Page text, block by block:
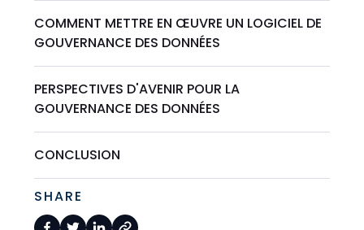
COMMENT METTRE EN ŒUVRE UN LOGICIEL DE
GOUVERNANCE DES DONNÉES
PERSPECTIVES D'AVENIR POUR LA
GOUVERNANCE DES DONNÉES
CONCLUSION
SHARE